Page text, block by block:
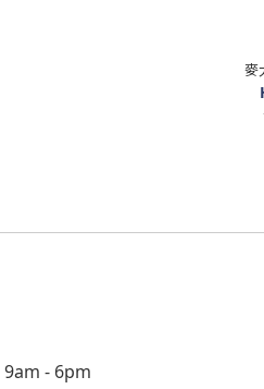
麥
9am - 6pm